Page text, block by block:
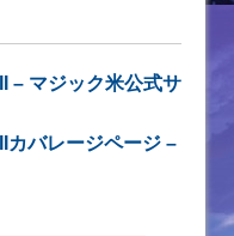
– マジック米公式サ
カバレージページ –